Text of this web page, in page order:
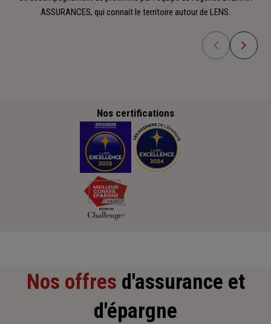
ASSURANCES, qui connait le territoire autour de LENS.
Nos certifications
Nos offres d'assurance et
d'épargne